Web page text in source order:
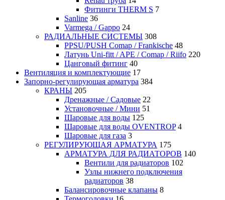
Фитинги THERM S 7
Sanline 36
Varmega / Gappo 24
РАДИАЛЬНЫЕ СИСТЕМЫ 308
PPSU/PUSH Comap / Frankische 48
Латунь Uni-fitt / APE / Comap / Riifo 220
Цанговый фитинг 40
Вентиляция и комплектующие 17
Запорно-регулирующая арматура 384
КРАНЫ 205
Дренажные / Садовые 22
Установочные / Мини 51
Шаровые для воды 125
Шаровые для воды OVENTROP 4
Шаровые для газа 3
РЕГУЛИРУЮЩАЯ АРМАТУРА 175
АРМАТУРА ДЛЯ РАДИАТОРОВ 140
Вентили для радиаторов 102
Узлы нижнего подключения
радиаторов 38
Балансировочные клапаны 8